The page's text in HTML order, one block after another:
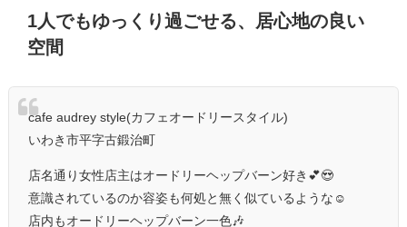
1人でもゆっくり過ごせる、居心地の良い
空間
cafe audrey style(カフェオードリースタイル)
いわき市平字古鍛治町
店名通り女性店主はオードリーヘップバーン好き︎︎︎💕😍
意識されているのか容姿も何処と無く似ているような☺️
店内もオードリーヘップバーン一色🎶